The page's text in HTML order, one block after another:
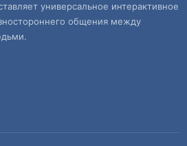
универсальное интерактивное
общения между